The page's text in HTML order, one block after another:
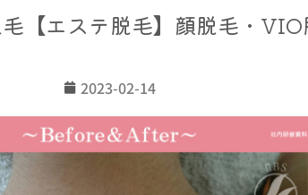
【エステ脱毛】顔脱毛・
2023-02-14